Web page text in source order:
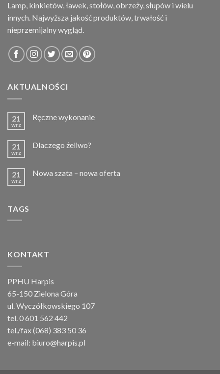
Lamp, kinkietów, ławek, stołów, obrzeży, słupów i wielu
innych. Najwyższa jakość produktów, trwałość i
nieprzemijalny wygląd.
AKTUALNOŚCI
21
wrz
Ręczne wykonanie
21
wrz
Dlaczego żeliwo?
21
wrz
Nowa szata – nowa oferta
TAGS
KONTAKT
PPHU Harpis
65-150 Zielona Góra
ul. Wyczółkowskiego 107
tel. 0 601 562 442
tel./fax (068) 383 50 36
e-mail: biuro@harpis.pl